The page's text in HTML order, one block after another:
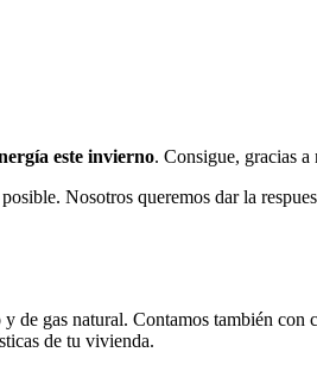
este invierno. Consigue, gracias a
posible. Nosotros queremos dar la
gas natural. Contamos también con
de tu vivienda.